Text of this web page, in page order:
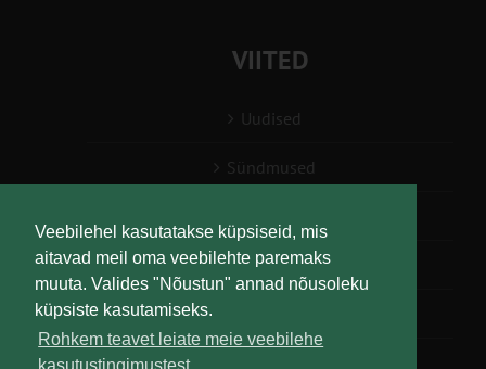
Veebilehel kasutatakse küpsiseid, mis
aitavad meil oma veebilehte paremaks
muuta. Valides "Nõustun" annad nõusoleku
küpsiste kasutamiseks.
Rohkem teavet leiate meie veebilehe
VIITED
Uudised
Sündmused
Teabesalv
Liitu uudiskirjaga